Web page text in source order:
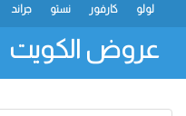
جراند نستو كارفور لولو
عروض الكويت